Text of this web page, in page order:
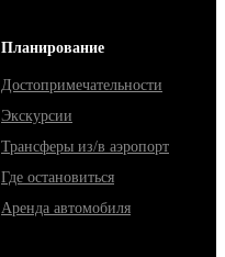
Планирование
Достопримечательности
Экскурсии
Трансферы из/в аэропорт
Где остановиться
Аренда автомобиля